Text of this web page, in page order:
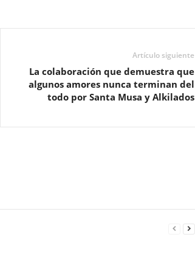
Artículo siguiente
La colaboración que demuestra que
algunos amores nunca terminan del
todo por Santa Musa y Alkilados